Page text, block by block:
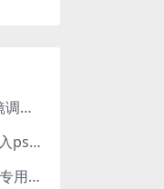
Raw专用Leica M滤镜调色高级预设合集
xmp文件格式怎么导入ps?Adobe Camera Raw预设导入方法,ACR预设安装教程xmp文件格式怎么导入ps
Phantom LUTs 索尼专用 | A7S III | G7 ARRI/G6 FILM (2023最新版本)